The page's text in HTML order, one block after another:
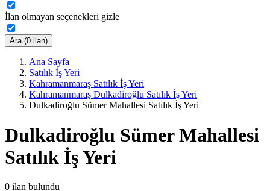
İlan olmayan seçenekleri gizle
Ara (0 ilan)
Ana Sayfa
Satılık İş Yeri
Kahramanmaraş Satılık İş Yeri
Kahramanmaraş Dulkadiroğlu Satılık İş Yeri
Dulkadiroğlu Sümer Mahallesi Satılık İş Yeri
Dulkadiroğlu Sümer Mahallesi
Satılık İş Yeri
0 ilan bulundu